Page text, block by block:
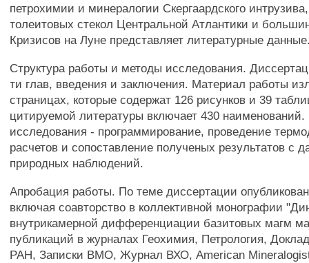
петрохимии и минералогии Скергаардского
толеитовых стекол Центральной Атлантики и
Кризисов на Луне представляет литературные
Структура работы и методы исследования.
ти глав, введения и заключения. Материал работы
страницах, которые содержат 126 рисунков и 39
цитируемой литературы включает 430
исследования - программирование, проведение
расчетов и сопоставление полученых результатов с
природных наблюдений.
Апробация работы. По теме диссертации
включая соавторство в коллективной монографии
внутрикамерной дифференциации базитовых магм
публикаций в журналах Геохимия, Петрология,
РАН, Записки ВМО, Журнал ВХО, American